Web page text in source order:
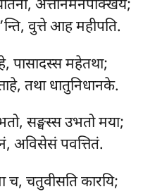
अत्तानमनपेक्खिय;
वुत्ते आह महीपति.
पासादस्स महेतथा;
तथा धातुनिधानके.
सङ्घस्स उभतो मया;
अविसेसं पवत्तितं.
च, चतुवीसति कारयि;